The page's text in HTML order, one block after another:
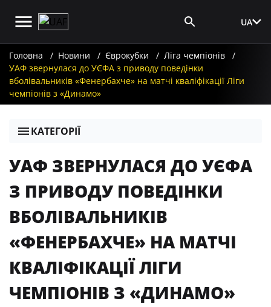
UA
Головна Новини Єврокубки
Ліга чемпіонів
УАФ звернулася до УЄФА з приводу поведінки
вболівальників «Фенербахче» на матчі кваліфікації Ліги
чемпіонів з «Динамо»
КАТЕГОРІЇ
УАФ ЗВЕРНУЛАСЯ ДО УЄФА
З ПРИВОДУ ПОВЕДІНКИ
ВБОЛІВАЛЬНИКІВ
«ФЕНЕРБАХЧЕ» НА МАТЧІ
КВАЛІФІКАЦІЇ ЛІГИ
ЧЕМПІОНІВ З «ДИНАМО»